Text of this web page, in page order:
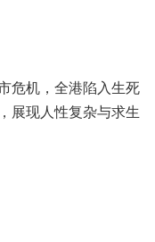
危机，全港陷入生死
展现人性复杂与求生